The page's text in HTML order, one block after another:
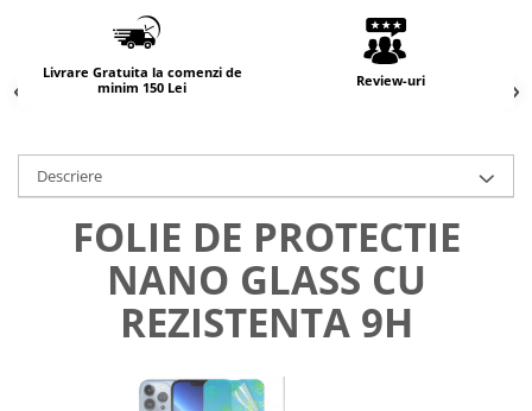
Livrare Gratuita la comenzi de
minim 150 Lei
Review-uri
Descriere
FOLIE DE PROTECTIE
NANO GLASS CU
REZISTENTA 9H